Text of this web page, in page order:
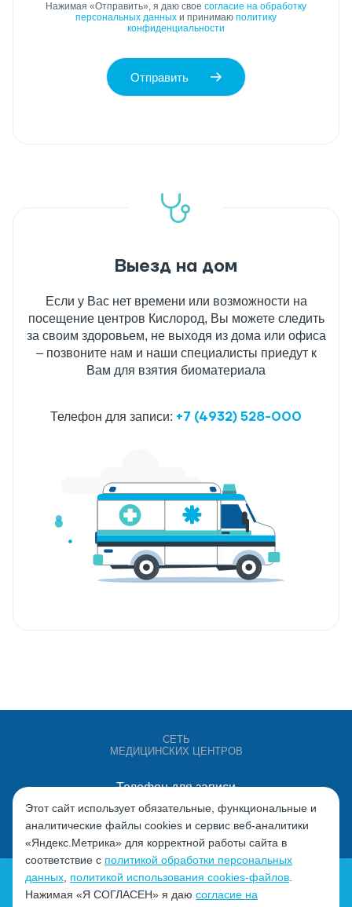
Нажимая «Отправить», я даю свое согласие на обработку
персональных данных и принимаю политику
конфиденциальности
Отправить
Выезд на дом
Если у Вас нет времени или возможности на
посещение центров Кислород, Вы можете следить
за своим здоровьем, не выходя из дома или офиса
– позвоните нам и наши специалисты приедут к
Вам для взятия биоматериала
Телефон для записи: +7 (4932) 528-000
СЕТЬ
МЕДИЦИНСКИХ ЦЕНТРОВ
Телефон для записи
+7 (4932) 528-000
Этот сайт использует обязательные, функциональные и
аналитические файлы cookies и сервис веб-аналитики
«Яндекс.Метрика» для корректной работы сайта в
соответствие с политикой обработки персональных
данных политикой использования cookies-файлов
Нажимая «Я СОГЛАСЕН» я даю согласие на